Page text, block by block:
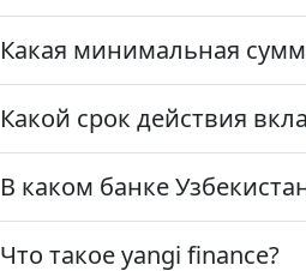
Какая минимальная
Какой срок действия
В каком банке
Что такое yangi finance?